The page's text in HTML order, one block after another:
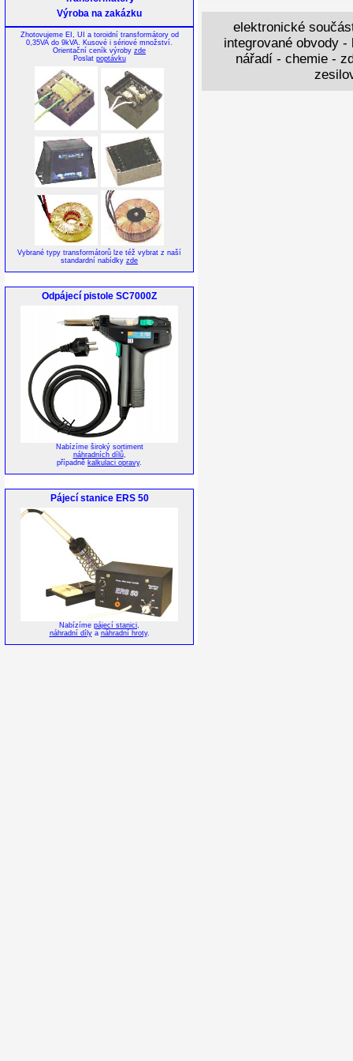
Výroba na zakázku
Zhotovujeme EI, UI a toroidní transformátory od
0,35VA do 9kVA. Kusové i sériové množství.
Orientační ceník výroby zde
Poslat poptávku
Vybrané typy transformátorů lze též vybrat z naší
standardní nabídky zde
Odpájecí pistole SC7000Z
Nabízíme široký sortiment
náhradních dílů,
případně kalkulaci opravy.
Pájecí stanice ERS 50
Nabízíme pájecí stanici,
náhradní dílya náhradní hroty.
Průřez vodiče:
Mechanická
Elektrická montáž:
elektronické
integrované obvody
nářadí - chemie -